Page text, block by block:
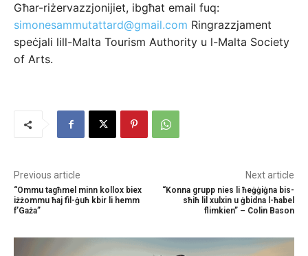
Għar-riżervazzjonijiet, ibgħat email fuq:
simonesammutattard@gmail.com Ringrazzjament
speċjali lill-Malta Tourism Authority u l-Malta Society
of Arts.
Previous article
“Ommu tagħmel minn kollox biex
iżżommu ħaj fil-ġuħ kbir li hemm
f’Gaża”
Next article
“Konna grupp nies li ħeġġiġna bis-
sħiħ lil xulxin u ġbidna l-ħabel
flimkien” – Colin Bason